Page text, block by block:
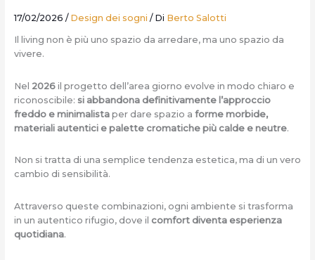
17/02/2026 / Design dei sogni / Di Berto Salotti
Il living non è più uno spazio da arredare, ma uno spazio da
vivere.
Nel 2026il progetto dell’area giorno evolve in modo chiaro e
riconoscibile: si abbandona definitivamente l’approccio
freddo e minimalista per dare spazio a forme morbide,
materiali autentici e palette cromatiche più calde e neutre.
Non si tratta di una semplice tendenza estetica, ma di un vero
cambio di sensibilità.
Attraverso queste combinazioni, ogni ambiente si trasforma
in un autentico rifugio, dove il comfort diventa esperienza
quotidiana.